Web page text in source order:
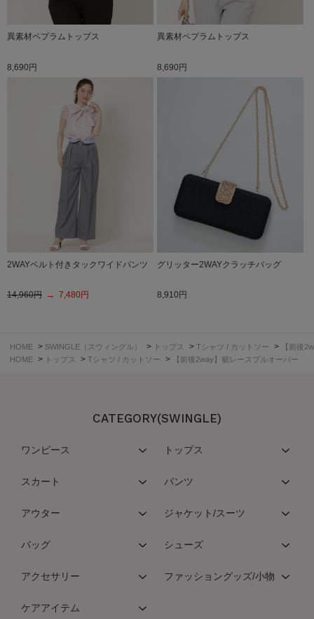
異素材ペプラムトップス
8,690円
異素材ペプラムトップス
8,690円
2WAYベルト付きタックワイドパンツ
14,960円 → 7,480円
グリッター2WAYクラッチバッグ
8,910円
HOME > SWINGLE（スウィングル） > トップス > Tシャツ / カットソー >
【前後
HOME > トップス > Tシャツ / カットソー > 【前後2way】裾レースプルオーバー
CATEGORY(SWINGLE)
ワンピース トップス
スカート パンツ
アウター ジャケット/スーツ
バッグ シューズ
アクセサリー ファッショングッズ/小物
ケアアイテム